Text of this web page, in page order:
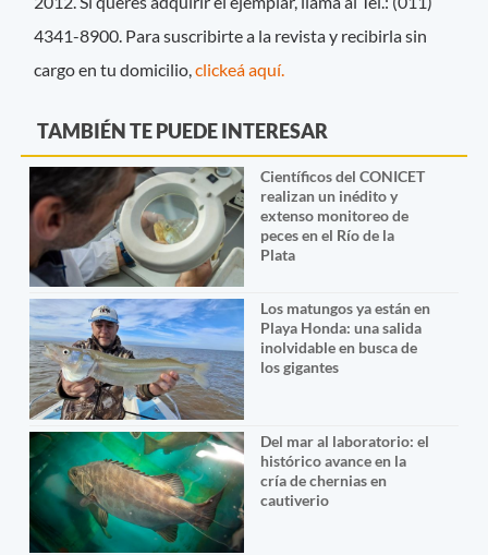
4341-8900. Para suscribirte a la revista y recibirla sin
cargo en tu domicilio,clickeá aquí.
TAMBIÉN TE PUEDE INTERESAR
Científicos del CONICET
realizan un inédito y
extenso monitoreo de
peces en el Río de la
Plata
Los matungos ya están en
Playa Honda: una salida
inolvidable en busca de
los gigantes
Del mar al laboratorio: el
histórico avance en la
cría de chernias en
cautiverio